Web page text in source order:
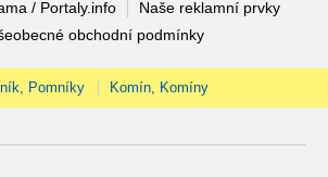
/ Portaly.info
Naše reklamní prvky
obchodní podmínky
Pomníky Komín, Komíny